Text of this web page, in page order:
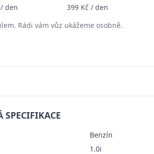
den 399 Kč / den
Rádi vám vůz ukážeme osobně.
SPECIFIKACE
Benzín
1.0i